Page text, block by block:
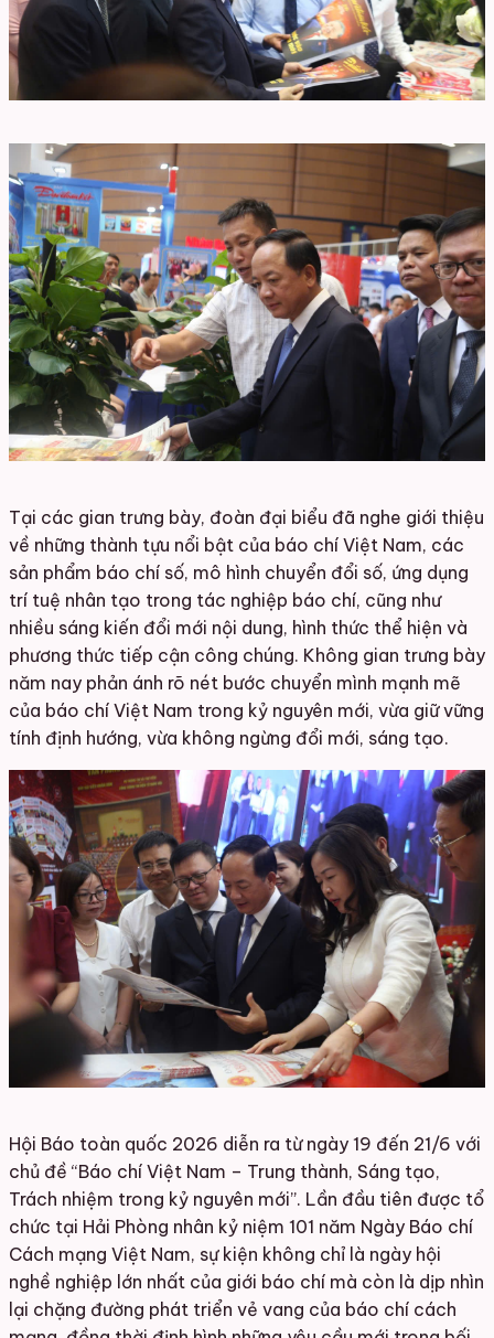
Tại các gian trưng bày, đoàn đại biểu đã nghe giới thiệu
về những thành tựu nổi bật của báo chí Việt Nam, các
sản phẩm báo chí số, mô hình chuyển đổi số, ứng dụng
trí tuệ nhân tạo trong tác nghiệp báo chí, cũng như
nhiều sáng kiến đổi mới nội dung, hình thức thể hiện và
phương thức tiếp cận công chúng. Không gian trưng bày
năm nay phản ánh rõ nét bước chuyển mình mạnh mẽ
của báo chí Việt Nam trong kỷ nguyên mới, vừa giữ vững
tính định hướng, vừa không ngừng đổi mới, sáng tạo.
Hội Báo toàn quốc 2026 diễn ra từ ngày 19 đến 21/6 với
chủ đề “Báo chí Việt Nam – Trung thành, Sáng tạo,
Trách nhiệm trong kỷ nguyên mới”. Lần đầu tiên được tổ
chức tại Hải Phòng nhân kỷ niệm 101 năm Ngày Báo chí
Cách mạng Việt Nam, sự kiện không chỉ là ngày hội
nghề nghiệp lớn nhất của giới báo chí mà còn là dịp nhìn
lại chặng đường phát triển vẻ vang của báo chí cách